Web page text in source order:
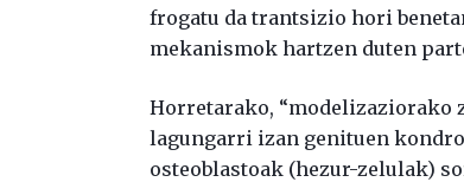
frogatu da trantsizio hori
mekanismok hartzen duten
Horretarako, “modelizaziorako
lagungarri izan genituen
osteoblastoak (hezur-zelulak)